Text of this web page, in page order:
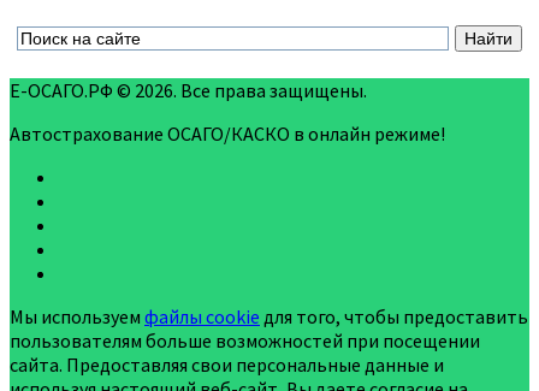
Е-ОСАГО.РФ © 2026. Все права защищены.
Автострахование ОСАГО/КАСКО в онлайн режиме!
Мы используем файлы cookie для того, чтобы предоставить
пользователям больше возможностей при посещении
сайта. Предоставляя свои персональные данные и